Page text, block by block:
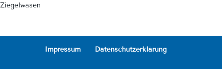
Ziegelwasen
Impressum Datenschutzerklärung